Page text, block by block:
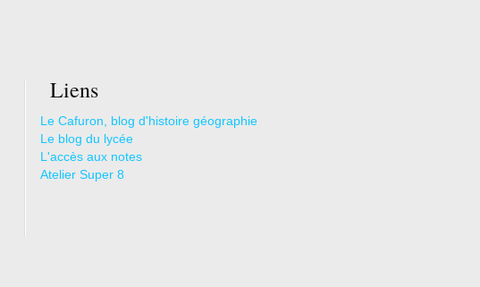
Liens
Le Cafuron, blog d'histoire géographie
Le blog du lycée
L'accès aux notes
Atelier Super 8